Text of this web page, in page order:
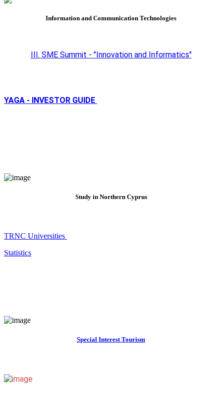
Information and Communication Technologies
III. SME Summit - "Innovation and Informatics"
YAGA - INVESTOR GUIDE
Study in Northern Cyprus
TRNC Universities
Statistics
Special Interest Tourism